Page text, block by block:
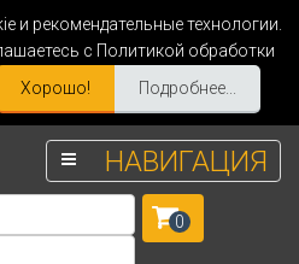
рекомендательные технологии.
с Политикой обработки
Хорошо! Подробнее...
НАВИГАЦИЯ
0